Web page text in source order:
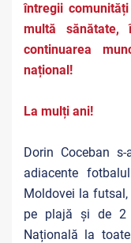
întregii
multă sănătate,
continuarea
național!
La mulți ani!
Dorin Coceban
adiacente
Moldovei la
pe plajă și de 2
Națională la